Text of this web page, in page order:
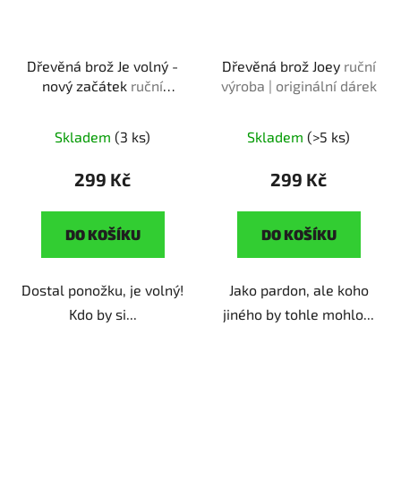
Dřevěná brož Je volný -
nový začátek ruční
kouzelného světa
Skladem (3 ks)
299 Kč
DO KOŠÍKU
Dostal ponožku, je volný!
Kdo by si...
Dřevěná brož Joey ruční
výroba | originální dárek
Skladem (>5 ks)
299 Kč
DO KOŠÍKU
Jako pardon, ale koho
jiného by tohle mohlo...